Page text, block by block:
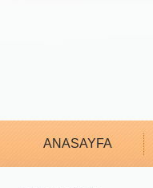
ANASAYFA